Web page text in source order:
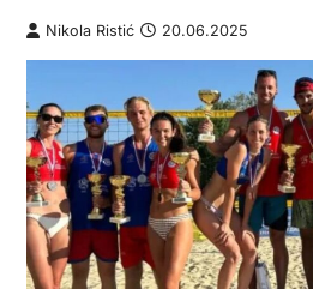
Nikola Ristić 20.06.2025